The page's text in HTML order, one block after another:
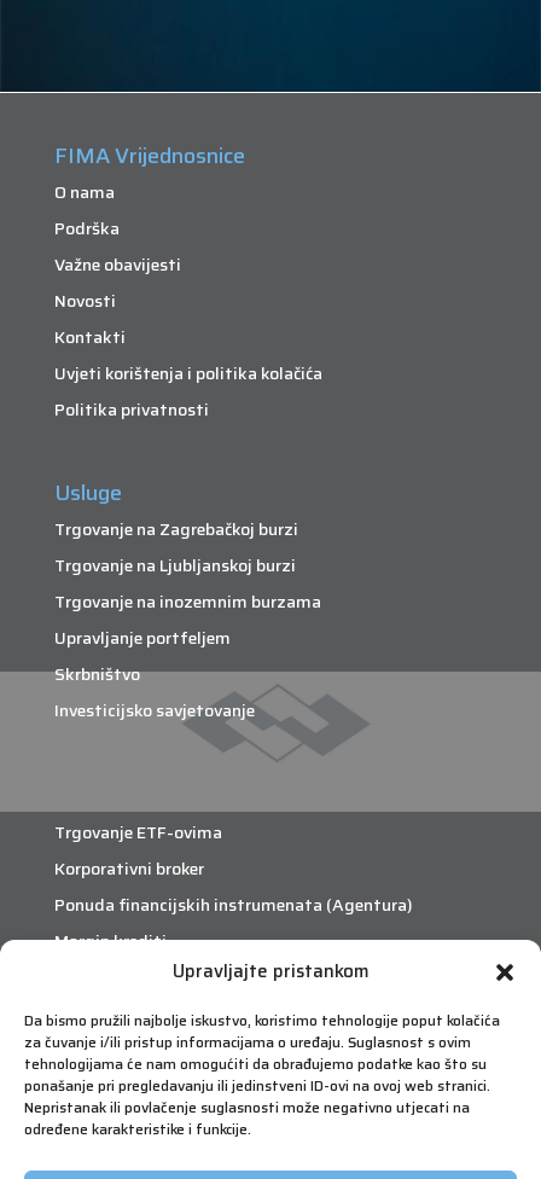
Upravljajte pristankom
Da bismo pružili najbolje iskustvo, koristimo tehnologije poput kolačića
za čuvanje i/ili pristup informacijama o uređaju. Suglasnost s ovim
tehnologijama će nam omogućiti da obrađujemo podatke kao što su
ponašanje pri pregledavanju ili jedinstveni ID-ovi na ovoj web stranici.
Nepristanak ili povlačenje suglasnosti može negativno utjecati na
određene karakteristike i funkcije.
FIMA Vrijednosnice
O nama
Podrška
Važne obavijesti
Novosti
Kontakti
Uvjeti korištenja i politika kolačića
Politika privatnosti
Usluge
Trgovanje na Zagrebačkoj burzi
Trgovanje na Ljubljanskoj burzi
Trgovanje na inozemnim burzama
Upravljanje portfeljem
Skrbništvo
Investicijsko savjetovanje
Trgovanje ETF-ovima
Korporativni broker
Ponuda financijskih instrumenata (Agentura)
Margin krediti
eTrade
Što je eTrade?
eTrade